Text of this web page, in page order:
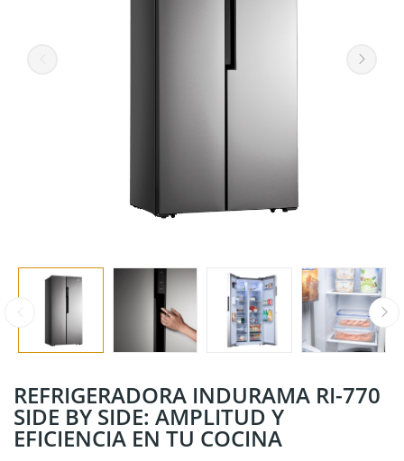
REFRIGERADORA INDURAMA RI-770
SIDE BY SIDE: AMPLITUD Y
EFICIENCIA EN TU COCINA